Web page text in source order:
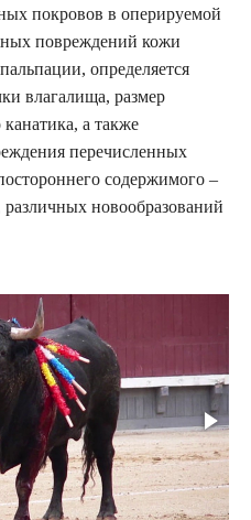
покровов в оперируемой
повреждений кожи
определяется
влагалища, размер
а также
перечисленных
содержимого –
новообразований